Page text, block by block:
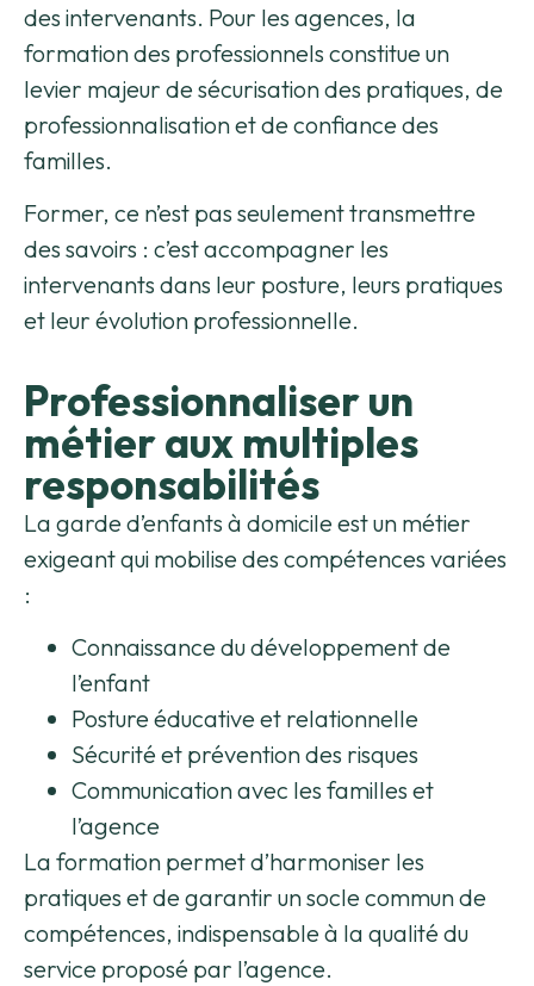
des intervenants. Pour les agences, la
formation des professionnels constitue un
levier majeur de sécurisation des pratiques, de
professionnalisation et de confiance des
familles.
Former, ce n’est pas seulement transmettre
des savoirs : c’est accompagner les
intervenants dans leur posture, leurs pratiques
et leur évolution professionnelle.
Professionnaliser un
métier aux multiples
responsabilités
La garde d’enfants à domicile est un métier
exigeant qui mobilise des compétences variées
:
Connaissance du développement de
l’enfant
Posture éducative et relationnelle
Sécurité et prévention des risques
Communication avec les familles et
l’agence
La formation permet d’harmoniser les
pratiques et de garantir un socle commun de
compétences, indispensable à la qualité du
service proposé par l’agence.